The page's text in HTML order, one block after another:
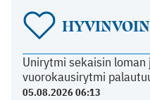
Unirytmi sekaisin loman
vuorokausirytmi
05.08.2026 06:13